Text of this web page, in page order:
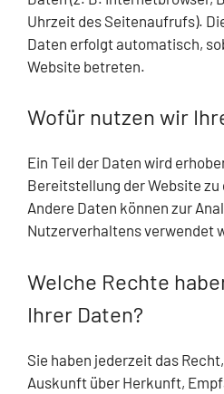
Uhrzeit des Seitenaufrufs).
Daten erfolgt automatisch,
Website betreten.
Wofür nutzen wir
Ein Teil der Daten wird
Bereitstellung der Website
Andere Daten können zur
Nutzerverhaltens verwendet
Welche Rechte
Ihrer Daten?
Sie haben jederzeit das
Auskunft über Herkunft,